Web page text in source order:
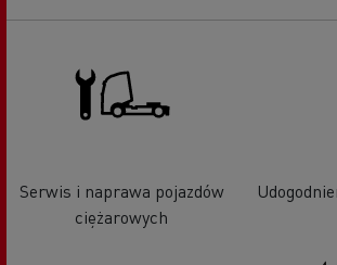
Serwis i naprawa pojazdów
ciężarowych